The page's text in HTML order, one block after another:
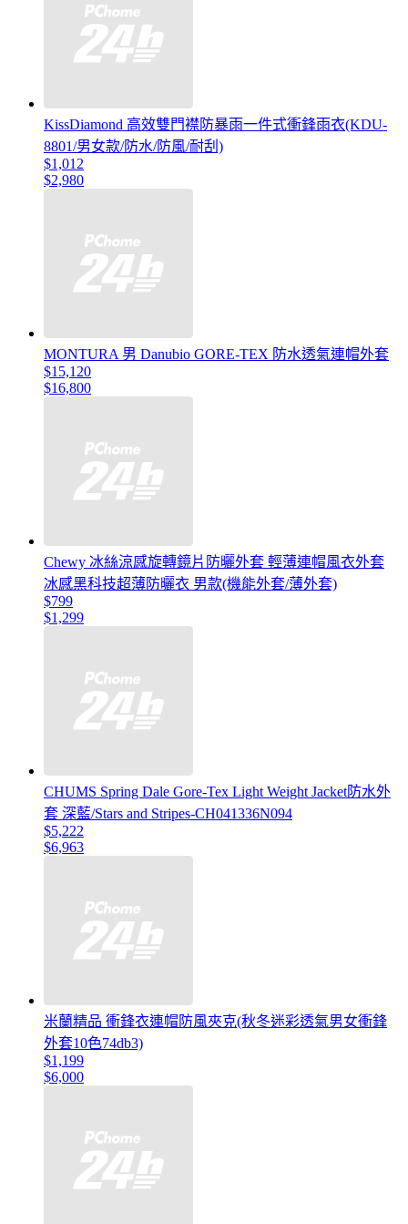
KissDiamond 高效雙門襟防暴雨一件式衝鋒雨衣(KDU-
8801/男女款/防水/防風/耐刮)
$1,012
$2,980
MONTURA 男 Danubio GORE-TEX 防水透氣連帽外套
$15,120
$16,800
Chewy 冰絲涼感旋轉鏡片防曬外套 輕薄連帽風衣外套
冰感黑科技超薄防曬衣 男款(機能外套/薄外套)
$799
$1,299
CHUMS Spring Dale Gore-Tex Light Weight Jacket防水外
套 深藍/Stars and Stripes-CH041336N094
$5,222
$6,963
米蘭精品 衝鋒衣連帽防風夾克(秋冬迷彩透氣男女衝鋒
外套10色74db3)
$1,199
$6,000